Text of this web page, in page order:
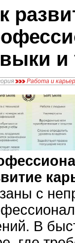
и
Работа и
с
В